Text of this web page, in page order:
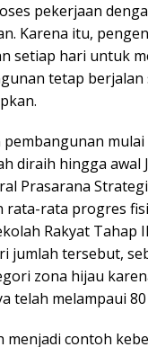
pekerjaan
Karena itu,
setiap hari untuk
tetap
pembangunan
diraih hingga awal
Prasarana
rata-rata progres
Rakyat Tahap
jumlah tersebut,
zona hijau
telah melampaui
menjadi contoh